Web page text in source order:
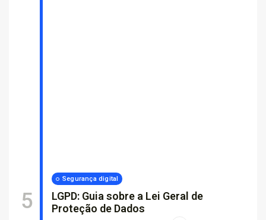
Segurança digital
LGPD: Guia sobre a Lei Geral de
Proteção de Dados